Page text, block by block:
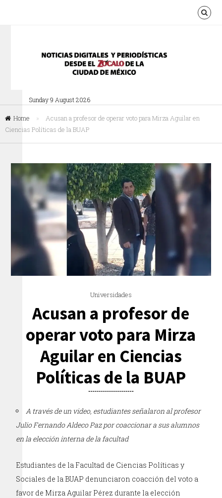
Sunday 9 August 2026
Home »
Acusan a profesor de operar voto para Mirza Aguilar en
Ciencias Políticas de la BUAP
Universidades
Acusan a profesor de
operar voto para Mirza
Aguilar en Ciencias
Políticas de la BUAP
A través de un video, estudiantes señalaron al profesor
Julio Fernando Aldeco Paz por coaccionar a sus alumnos
en la elección interna de la facultad
Estudiantes de la Facultad de Ciencias Políticas y
Sociales de la BUAP denunciaron coacción del voto a
favor de Mirza Aguilar Pérez durante la elección